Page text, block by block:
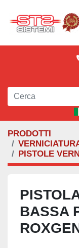
PRODOTTI
PISTOLE
BASSA